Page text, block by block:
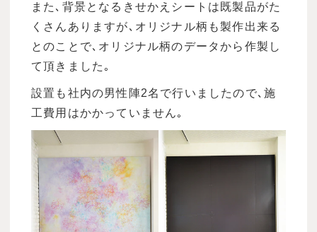
また､背景となるきせかえシートは既製品がた
くさんありますが､オリジナル柄も製作出来る
とのことで､オリジナル柄のデータから作製し
て頂きました｡
設置も社内の男性陣2名で行いましたので､施
工費用はかかっていません｡